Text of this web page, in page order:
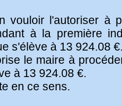
l'autoriser à
à la première
s'élève à 13 924.08 €.
le maire à
à 13 924.08 €.
en ce sens.